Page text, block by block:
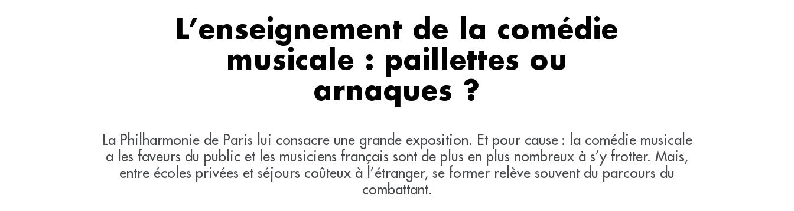
L’enseignement de la comédie
musicale : paillettes ou
arnaques ?
La Philharmonie de Paris lui consacre une grande exposition. Et pour cause : la comédie musicale
a les faveurs du public et les musiciens français sont de plus en plus nombreux à s’y frotter. Mais,
entre écoles privées et séjours coûteux à l’étranger, se former relève souvent du parcours du
combattant.